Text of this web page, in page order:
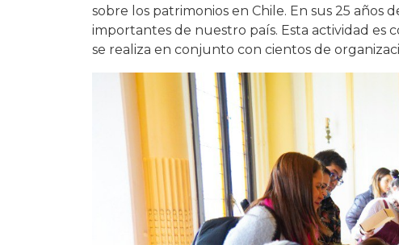
sobre los patrimonios en Chile. En sus 25 años
importantes de nuestro país. Esta actividad es
se realiza en conjunto con cientos de